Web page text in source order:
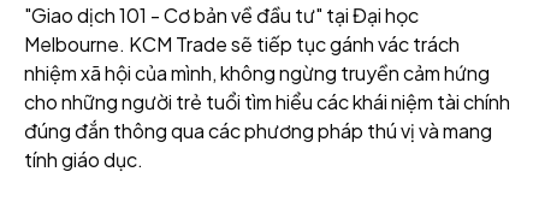
"Giao dịch 101 - Cơ bản về đầu tư" tại Đại học
Melbourne. KCM Trade sẽ tiếp tục gánh vác trách
nhiệm xã hội của mình, không ngừng truyền cảm hứng
cho những người trẻ tuổi tìm hiểu các khái niệm tài chính
đúng đắn thông qua các phương pháp thú vị và mang
tính giáo dục.